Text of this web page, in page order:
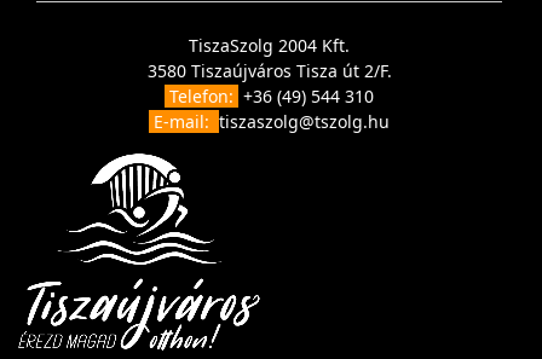
TiszaSzolg 2004 Kft.
3580 Tiszaújváros Tisza út 2/F.
Telefon: +36 (49) 544 310
E-mail: tiszaszolg@tszolg.hu